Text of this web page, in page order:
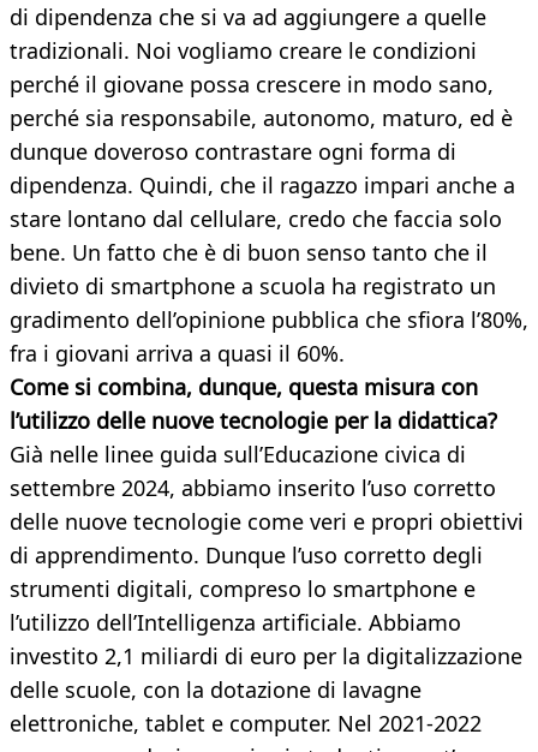
di dipendenza che si va ad aggiungere a quelle
tradizionali. Noi vogliamo creare le condizioni
perché il giovane possa crescere in modo sano,
perché sia responsabile, autonomo, maturo, ed è
dunque doveroso contrastare ogni forma di
dipendenza. Quindi, che il ragazzo impari anche a
stare lontano dal cellulare, credo che faccia solo
bene. Un fatto che è di buon senso tanto che il
divieto di smartphone a scuola ha registrato un
gradimento dell’opinione pubblica che sfiora l’80%,
fra i giovani arriva a quasi il 60%.
Come si combina, dunque, questa misura con
l’utilizzo delle nuove tecnologie per la didattica?
Già nelle linee guida sull’Educazione civica di
settembre 2024, abbiamo inserito l’uso corretto
delle nuove tecnologie come veri e propri obiettivi
di apprendimento. Dunque l’uso corretto degli
strumenti digitali, compreso lo smartphone e
l’utilizzo dell’Intelligenza artificiale. Abbiamo
investito 2,1 miliardi di euro per la digitalizzazione
delle scuole, con la dotazione di lavagne
elettroniche, tablet e computer. Nel 2021-2022